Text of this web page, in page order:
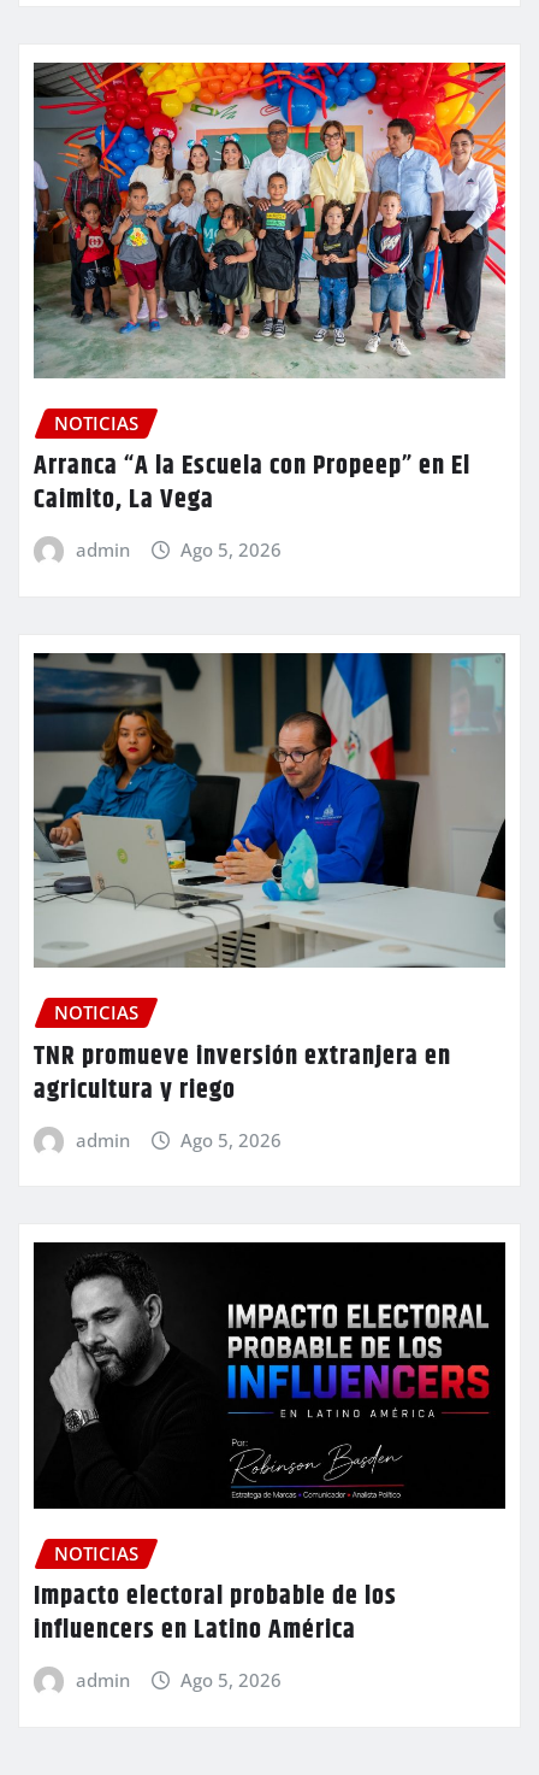
NOTICIAS
Arranca “A la Escuela con Propeep” en El
Caimito, La Vega
admin Ago 5, 2026
NOTICIAS
TNR promueve inversión extranjera en
agricultura y riego
admin Ago 5, 2026
NOTICIAS
Impacto electoral probable de los
influencers en Latino América
admin Ago 5, 2026